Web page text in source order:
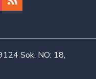
Sok. NO: 18,